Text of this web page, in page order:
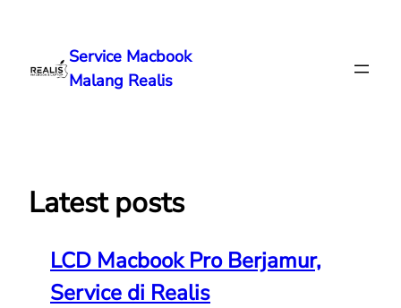
Service Macbook
Malang Realis
Latest posts
LCD Macbook Pro Berjamur,
Service di Realis